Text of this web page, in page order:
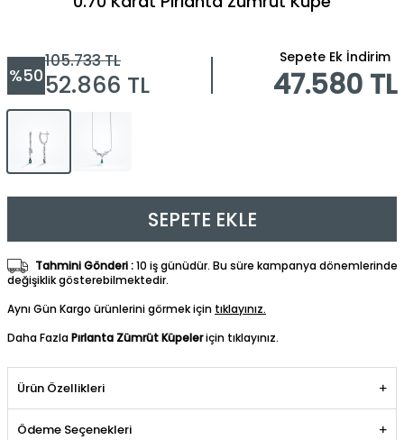
%50
105.733TL
52.866 TL
Sepete Ek İndirim
47.580 TL
SEPETE EKLE
Tahmini Gönderi :10 iş günüdür. Bu süre kampanya dönemlerinde
değişiklik gösterebilmektedir.
Aynı Gün Kargo ürünlerini görmek için tıklayınız.
Daha FazlaPırlanta Zümrüt Küpeleriçin tıklayınız.
Ürün Özellikleri
Ödeme Seçenekleri